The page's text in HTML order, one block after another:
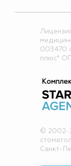
003470
плюс"
© 2002-
Санкт-